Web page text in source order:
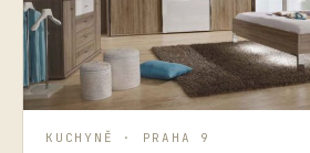
KUCHYNĚ · PRAHA 9